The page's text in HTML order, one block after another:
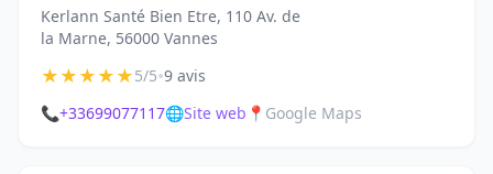
Kerlann Santé Bien Etre, 110 Av. de
la Marne, 56000 Vannes
★★★★★5/5•9 avis
📞+33699077117🌐Site web 📍 Google Maps